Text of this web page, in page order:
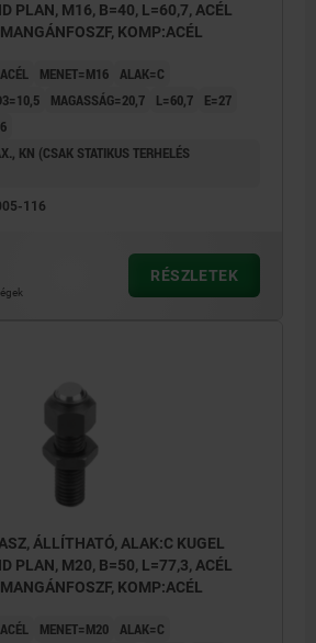
PLAN, M16, B=40, L=60,7, ACÉL
KOMP:ACÉL
MENET=M16 ALAK=C
MAGASSÁG=20,7 L=60,7
E=27
KN (CSAK STATIKUS TERHELÉS
116
RÉSZLETEK
ÁLLÍTHATÓ, ALAK:C KUGEL
PLAN, M20, B=50, L=77,3, ACÉL
KOMP:ACÉL
MENET=M20
ALAK=C